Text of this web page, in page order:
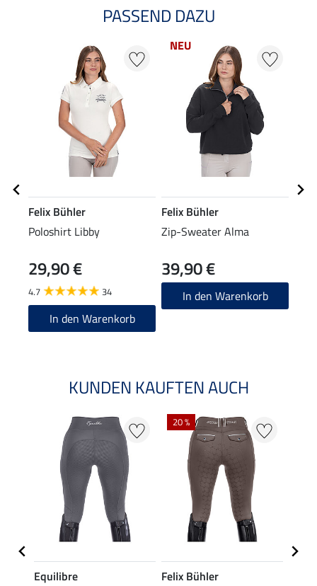
PASSEND DAZU
Felix Bühler
Poloshirt Libby
29,90 €
4.7 34
In den Warenkorb
NEU
Felix Bühler
Zip-Sweater Alma
39,90 €
In den Warenkorb
KUNDEN KAUFTEN AUCH
Equilibre
20 %
Felix Bühler